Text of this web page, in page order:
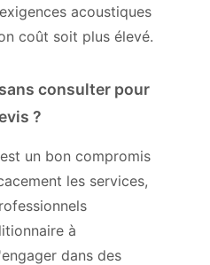
acoustiques
coût soit plus élevé.
consulter pour
?
est un bon compromis
les services,
à
dans des